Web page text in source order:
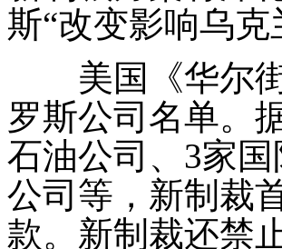
斯“改变影响乌
美国《华尔街
罗斯公司名单。
石油公司、 3家
公司等，新制裁
款。新制裁还禁